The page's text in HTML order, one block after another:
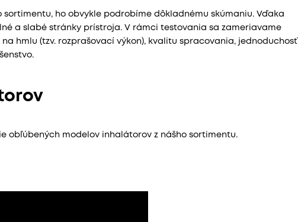
sortimentu, ho obvykle podrobíme dôkladnému skúmaniu. Vďaka
a slabé stránky prístroja. V rámci testovania sa zameriavame
hmlu (tzv. rozprašovací výkon), kvalitu spracovania, jednoduchosť
obľúbených modelov inhalátorov z nášho sortimentu.